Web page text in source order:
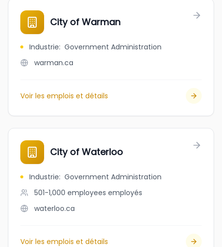
City of Warman
Industrie: Government Administration
warman.ca
Voir les emplois et détails
City of Waterloo
Industrie: Government Administration
501-1,000 employees employés
waterloo.ca
Voir les emplois et détails